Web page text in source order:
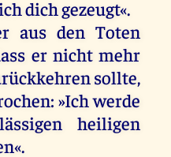
dichgezeugt«.
aus den Toten
er nicht mehr
sollte,
»Ichwerde
heiligen
«.